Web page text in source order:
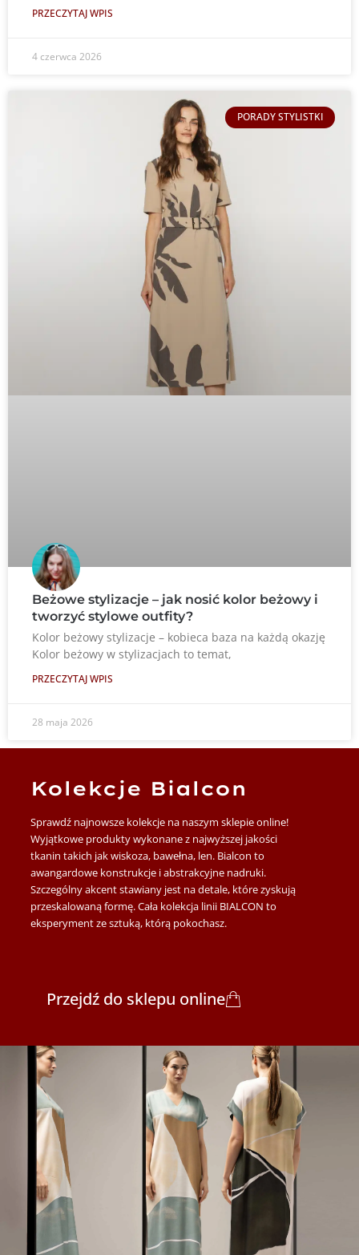
PRZECZYTAJ WPIS
4 czerwca 2026
PORADY STYLISTKI
Beżowe stylizacje – jak nosić kolor beżowy i
tworzyć stylowe outfity?
Kolor beżowy stylizacje – kobieca baza na każdą okazję
Kolor beżowy w stylizacjach to temat,
PRZECZYTAJ WPIS
28 maja 2026
Kolekcje Bialcon
Sprawdź najnowsze kolekcje na naszym sklepie online!
Wyjątkowe produkty wykonane z najwyższej jakości
tkanin takich jak wiskoza, bawełna, len. Bialcon to
awangardowe konstrukcje i abstrakcyjne nadruki.
Szczególny akcent stawiany jest na detale, które zyskują
przeskalowaną formę. Cała kolekcja linii BIALCON to
eksperyment ze sztuką, którą pokochasz.
Przejdź do sklepu online